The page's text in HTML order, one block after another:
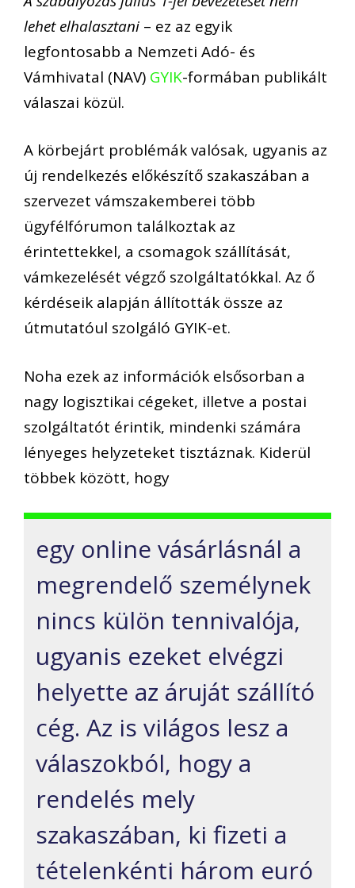
lehet elhalasztani – ez az egyik
legfontosabb a Nemzeti Adó- és
Vámhivatal (NAV) GYIK-formában publikált
válaszai közül.
A körbejárt problémák valósak, ugyanis az
új rendelkezés előkészítő szakaszában a
szervezet vámszakemberei több
ügyfélfórumon találkoztak az
érintettekkel, a csomagok szállítását,
vámkezelését végző szolgáltatókkal. Az ő
kérdéseik alapján állították össze az
útmutatóul szolgáló GYIK-et.
Noha ezek az információk elsősorban a
nagy logisztikai cégeket, illetve a postai
szolgáltatót érintik, mindenki számára
lényeges helyzeteket tisztáznak. Kiderül
többek között, hogy
egy online vásárlásnál a
megrendelő személynek
nincs külön tennivalója,
ugyanis ezeket elvégzi
helyette az áruját szállító
cég. Az is világos lesz a
válaszokból, hogy a
rendelés mely
szakaszában, ki fizeti a
tételenkénti három euró